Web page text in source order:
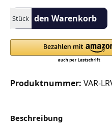
Produkt Anzahl: Gib den
StückIn den Warenkorb
Produktnummer: VAR-
Beschreibung